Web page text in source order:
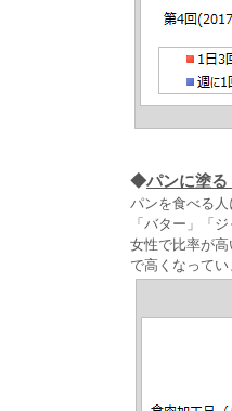
◆パンに塗
パンを食べる
「バター」「
女性で比率が
で高くなって